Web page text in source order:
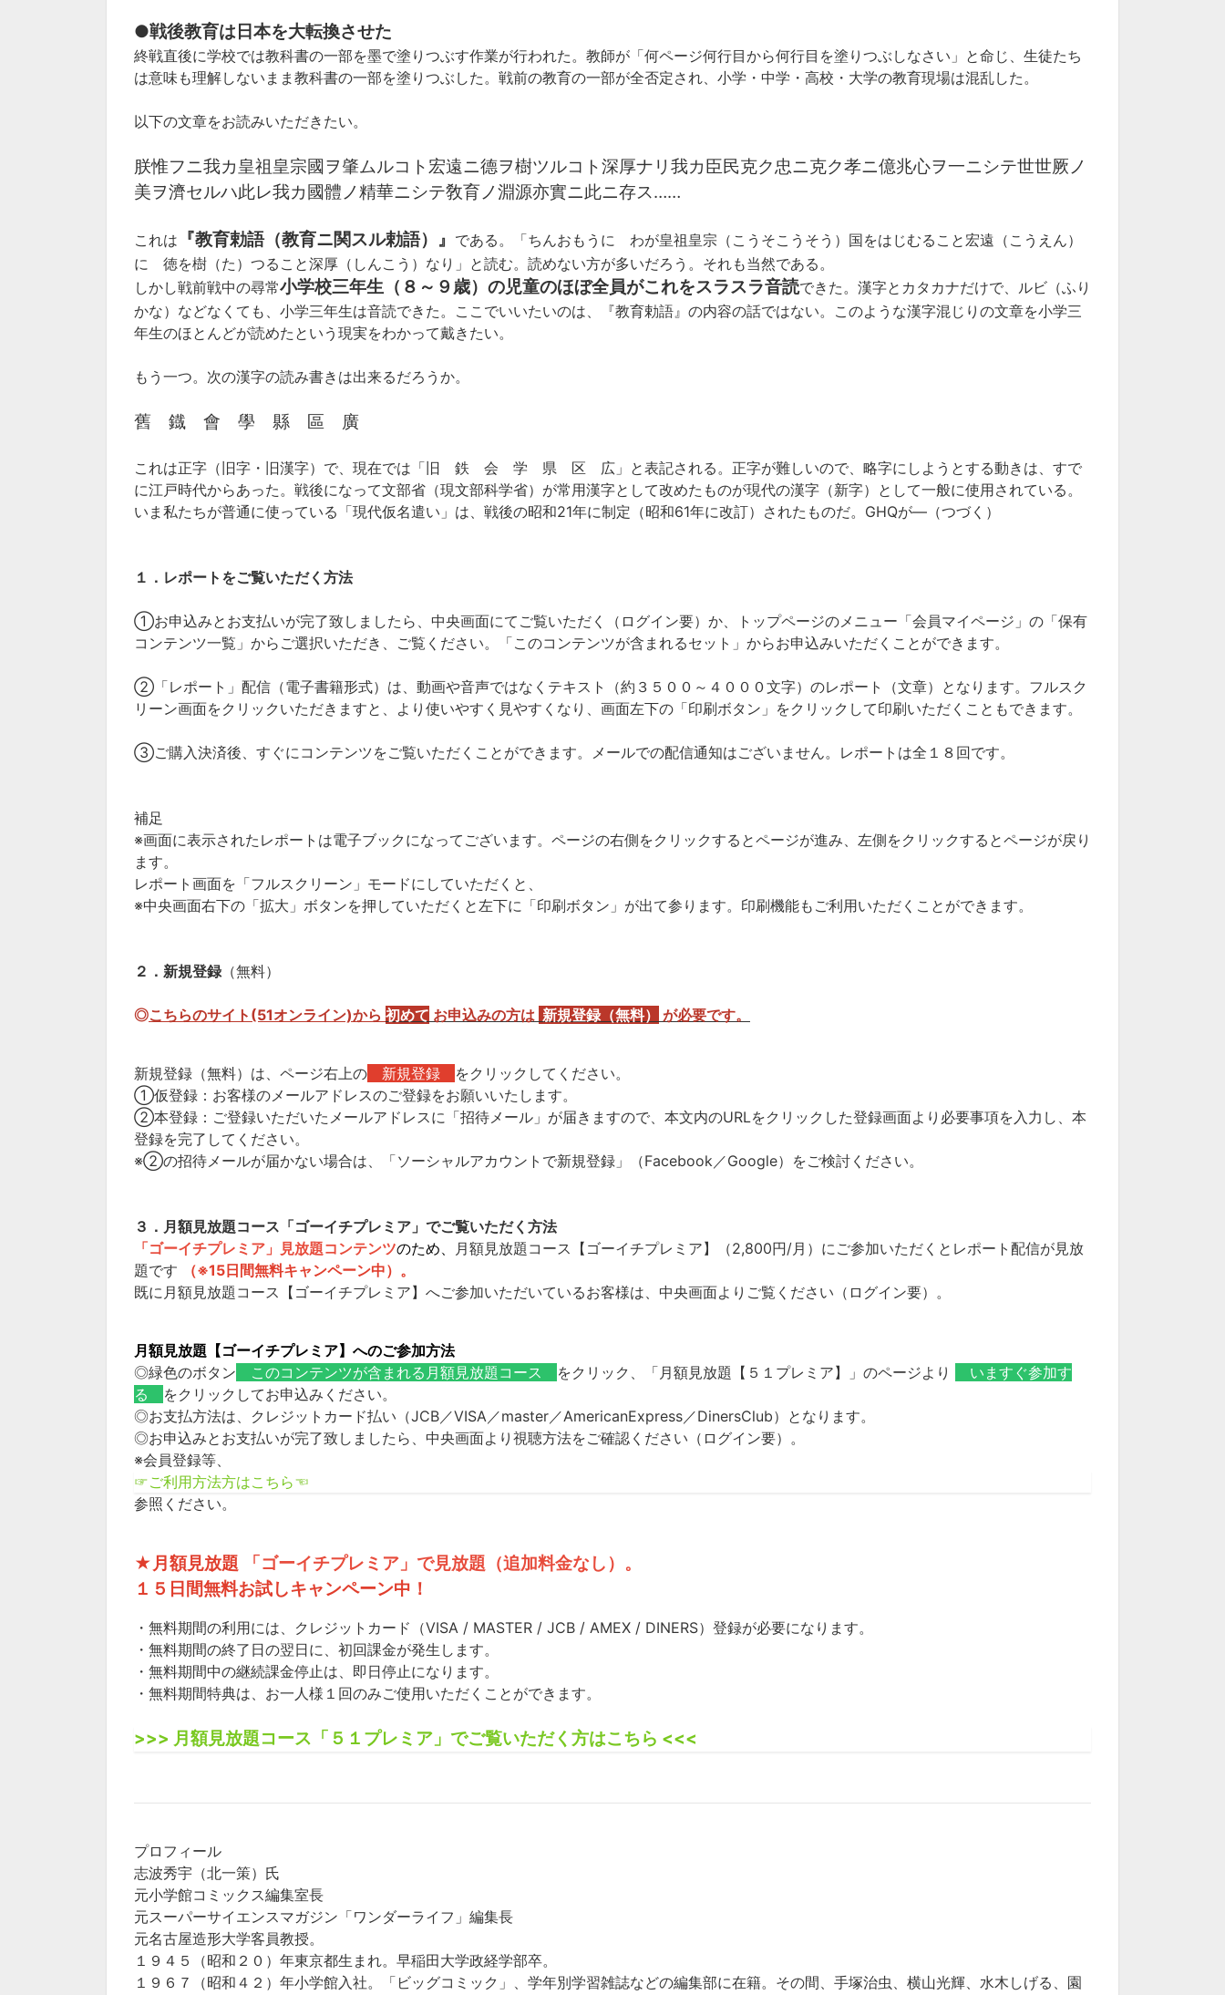
●戦後教育は日本を大転換させた
終戦直後に学校では教科書の一部を墨で塗りつぶす作業が行われた。教師が「何ページ何行目から何行目を塗りつぶしなさい」と命じ、生徒たち
は意味も理解しないまま教科書の一部を塗りつぶした。戦前の教育の一部が全否定され、小学・中学・高校・大学の教育現場は混乱した。
以下の文章をお読みいただきたい。
朕󠄂惟フニ我カ皇祖皇宗國ヲ肇󠄁ムルコト宏遠󠄁ニ德ヲ樹ツルコト深厚ナリ我カ臣民克ク忠ニ克ク孝ニ億兆心ヲ一ニシテ世世厥ノ
美ヲ濟セルハ此レ我カ國體ノ精󠄀華ニシテ敎育ノ淵源亦實ニ此ニ存ス……
これは 『教育勅語（教育ニ関スル勅語）』 である。「ちんおもうに わが皇祖皇宗（こうそこうそう）国をはじむること宏遠（こうえん）
に 徳を樹（た）つること深厚（しんこう）なり」と読む。読めない方が多いだろう。それも当然である。
しかし戦前戦中の尋常小学校三年生（８～９歳）の児童のほぼ全員がこれをスラスラ音読できた。漢字とカタカナだけで、ルビ（ふり
かな）などなくても、小学三年生は音読できた。ここでいいたいのは、『教育勅語』の内容の話ではない。このような漢字混じりの文章を小学三
年生のほとんどが読めたという現実をわかって戴きたい。
もう一つ。次の漢字の読み書きは出来るだろうか。
舊 鐡 會 學 縣 區 廣
これは正字（旧字・旧漢字）で、現在では「旧 鉄 会 学 県 区 広」と表記される。正字が難しいので、略字にしようとする動きは、すで
に江戸時代からあった。戦後になって文部省（現文部科学省）が常用漢字として改めたものが現代の漢字（新字）として一般に使用されている。
いま私たちが普通に使っている「現代仮名遣い」は、戦後の昭和21年に制定（昭和61年に改訂）されたものだ。GHQが―（つづく）
１．レポートをご覧いただく方法
①お申込みとお支払いが完了致しましたら、中央画面にてご覧いただく（ログイン要）か、トップページのメニュー「会員マイページ」の「保有
コンテンツ一覧」からご選択いただき、ご覧ください。「このコンテンツが含まれるセット」からお申込みいただくことができます。
②「レポート」配信（電子書籍形式）は、動画や音声ではなくテキスト（約３５００～４０００文字）のレポート（文章）となります。フルスク
リーン画面をクリックいただきますと、より使いやすく見やすくなり、画面左下の「印刷ボタン」をクリックして印刷いただくこともできます。
③ご購入決済後、すぐにコンテンツをご覧いただくことができます。メールでの配信通知はございません。レポートは全１８回です。
補足
※画面に表示されたレポートは電子ブックになってございます。ページの右側をクリックするとページが進み、左側をクリックするとページが戻り
ます。
レポート画面を「フルスクリーン」モードにしていただくと、
※中央画面右下の「拡大」ボタンを押していただくと左下に「印刷ボタン」が出て参ります。印刷機能もご利用いただくことができます。
２．新規登録（無料）
◎こちらのサイト(51オンライン)から 初めて お申込みの方は 新規登録（無料） が必要です。
新規登録（無料）は、ページ右上の 新規登録 をクリックしてください。
①仮登録：お客様のメールアドレスのご登録をお願いいたします。
②本登録：ご登録いただいたメールアドレスに「招待メール」が届きますので、本文内のURLをクリックした登録画面より必要事項を入力し、本
登録を完了してください。
※②の招待メールが届かない場合は、「ソーシャルアカウントで新規登録」（Facebook／Google）をご検討ください。
３．月額見放題コース「ゴーイチプレミア」でご覧いただく方法
「ゴーイチプレミア」見放題コンテンツのため、 月額見放題コース【ゴーイチプレミア】（2,800円/月）にご参加いただくとレポート配信が見放
題です
（※15日間無料キャンペーン中）。
既に月額見放題コース【ゴーイチプレミア】へご参加いただいているお客様は、中央画面よりご覧ください（ログイン要）。
月額見放題【ゴーイチプレミア】へのご参加方法
◎緑色のボタン このコンテンツが含まれる月額見放題コース をクリック、「月額見放題【５１プレミア】」のページより
いますぐ参加す
る をクリックしてお申込みください。
◎お支払方法は、クレジットカード払い（JCB／VISA／master／AmericanExpress／DinersClub）となります。
◎お申込みとお支払いが完了致しましたら、中央画面より視聴方法をご確認ください（ログイン要）。
※会員登録等、
☞ご利用方法方はこちら☜
参照ください。
★月額見放題
「ゴーイチプレミア」で見放題（追加料金なし）。
１５日間無料お試しキャンペーン中！
・無料期間の利用には、クレジットカード（VISA / MASTER / JCB / AMEX / DINERS）登録が必要になります。
・無料期間の終了日の翌日に、初回課金が発生します。
・無料期間中の継続課金停止は、即日停止になります。
・無料期間特典は、お一人様１回のみご使用いただくことができます。
>>> 月額見放題コース「５１プレミア」でご覧いただく方はこちら <<<
プロフィール
志波秀宇（北一策）氏
元小学館コミックス編集室長
元スーパーサイエンスマガジン「ワンダーライフ」編集長
元名古屋造形大学客員教授。
１９４５（昭和２０）年東京都生まれ。早稲田大学政経学部卒。
１９６７（昭和４２）年小学館入社。「ビッグコミック」、学年別学習雑誌などの編集部に在籍。その間、手塚治虫、横山光輝、水木しげる、園